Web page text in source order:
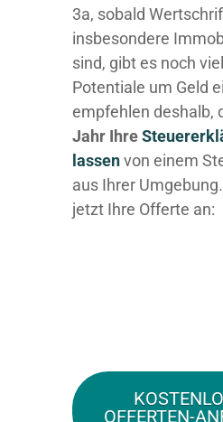
3a, sobald
insbesondere
sind, gibt es noch
Potentiale um Geld
empfehlen deshalb,
Jahr Ihre
lassenvon einem
aus Ihrer
jetzt Ihre Offerte an:
OFFERTEN-